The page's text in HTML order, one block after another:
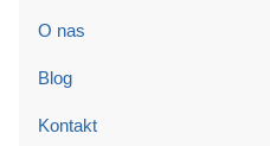
O nas
Blog
Kontakt